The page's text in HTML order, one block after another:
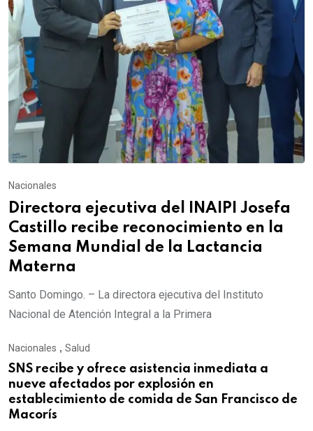
Nacionales
Directora ejecutiva del INAIPI Josefa
Castillo recibe reconocimiento en la
Semana Mundial de la Lactancia
Materna
Santo Domingo. – La directora ejecutiva del Instituto
Nacional de Atención Integral a la Primera
Nacionales , Salud
SNS recibe y ofrece asistencia inmediata a
nueve afectados por explosión en
establecimiento de comida de San Francisco de
Macorís